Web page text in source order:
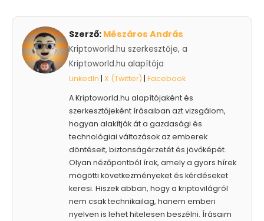
Szerző: Mészáros András
Kriptoworld.hu szerkesztője, a
Kriptoworld.hu alapítója
LinkedIn | X (Twitter) | Facebook
A Kriptoworld.hu alapítójaként és
szerkesztőjeként írásaiban azt vizsgálom,
hogyan alakítják át a gazdasági és
technológiai változások az emberek
döntéseit, biztonságérzetét és jövőképét.
Olyan nézőpontból írok, amely a gyors hírek
mögötti következményeket és kérdéseket
keresi. Hiszek abban, hogy a kriptovilágról
nem csak technikailag, hanem emberi
nyelven is lehet hitelesen beszélni. Írásaim